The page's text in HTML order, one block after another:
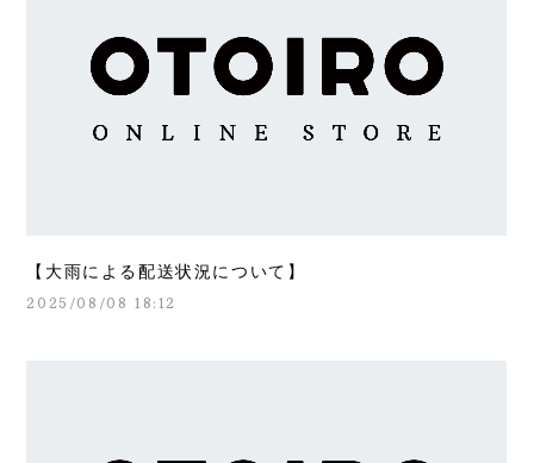
【大雨による配送状況について】
2025/08/08 18:12